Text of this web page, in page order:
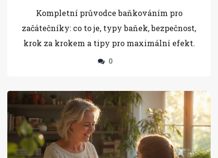
Kompletní průvodce baňkováním pro
začátečníky: co to je, typy baňek, bezpečnost,
krok za krokem a tipy pro maximální efekt.
0